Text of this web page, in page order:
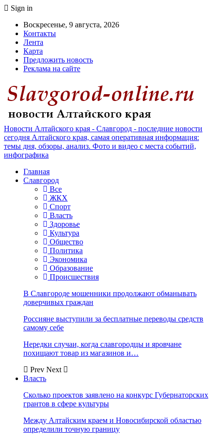
Sign in
Воскресенье, 9 августа, 2026
Контакты
Лента
Карта
Предложить новость
Реклама на сайте
Новости Алтайского края - Славгород - последние новости
сегодня Алтайского края, самая оперативная информация:
темы дня, обзоры, анализ. Фото и видео с места событий,
инфографика
Главная
Славгород
Все
ЖКХ
Спорт
Власть
Здоровье
Культура
Общество
Политика
Экономика
Образование
Происшествия
В Славгороде мошенники продолжают обманывать
доверчивых граждан
Россияне выступили за бесплатные переводы средств
самому себе
Нередки случаи, когда славгородцы и яровчане
похищают товар из магазинов и…
Prev Next
Власть
Сколько проектов заявлено на конкурс Губернаторских
грантов в сфере культуры
Между Алтайским краем и Новосибирской областью
определили точную границу